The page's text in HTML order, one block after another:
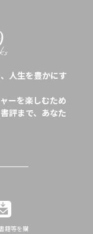
人生を豊かにす
ーを楽しむため
評まで、あなた
籍等を購